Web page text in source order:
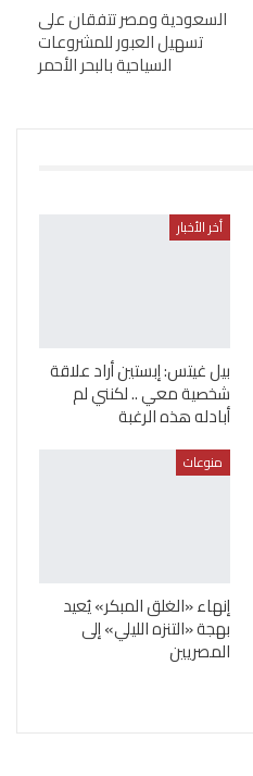
السعودية ومصر تتفقان على
تسهيل العبور للمشروعات
السياحية بالبحر الأحمر
أخر الأخبار
بيل غيتس: إبستين أراد علاقة
شخصية معي .. لكنني لم
أبادله هذه الرغبة
منوعات
إنهاء «الغلق المبكر» يُعيد
بهجة «التنزه الليلي» إلى
المصريين